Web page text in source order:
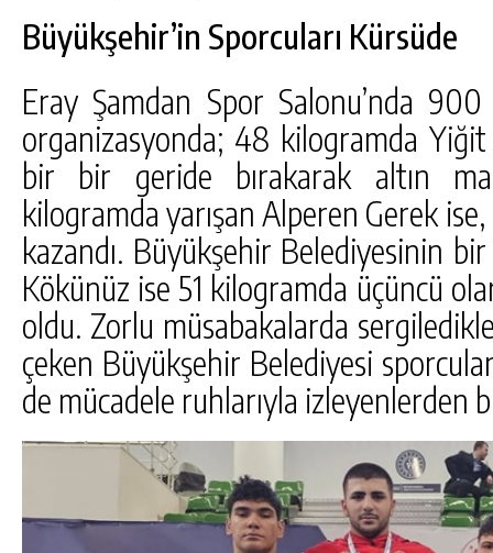
Büyükşehir’in Sporcuları Kürsüde
Eray Şamdan Spor Salonu’nda
organizasyonda; 48 kilogramda
bir bir geride bırakarak altın
kilogramda yarışan Alperen Gerek
kazandı. Büyükşehir Belediyesinin
Kökünüz ise 51 kilogramda üçüncü
oldu. Zorlu müsabakalarda
çeken Büyükşehir Belediyesi
de mücadele ruhlarıyla izleyenlerden